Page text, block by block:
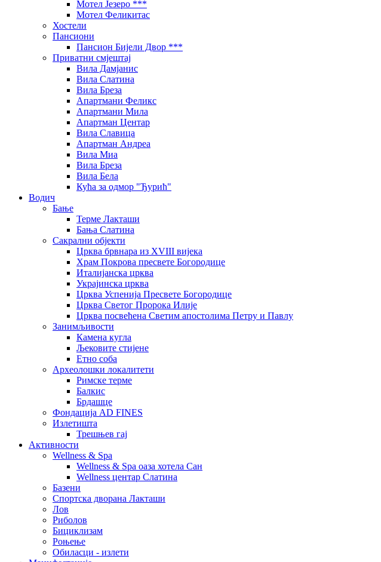
Мотел Језеро ***
Мотел Феликитас
Хостели
Пансиони
Пансион Бијели Двор ***
Приватни смјештај
Вила Дамјанис
Вила Слатина
Вила Бреза
Апартмани Феликс
Апартмани Мила
Апартман Центар
Вила Славица
Апартман Андреа
Вила Миа
Вила Бреза
Вила Бела
Кућа за одмор "Ђурић"
Водич
Бање
Терме Лакташи
Бања Слатина
Сакрални објекти
Црква брвнара из XVIII вијека
Храм Покрова пресвете Богородице
Италијанска црква
Украјинска црква
Црква Успенија Пресвете Богородице
Црква Светог Пророка Илије
Црква посвећена Светим апостолима Петру и Павлу
Занимљивости
Камена кугла
Љековите стијене
Етно соба
Археолошки локалитети
Римске терме
Балкис
Брдашце
Фондација AD FINES
Излетишта
Трешњев гај
Активности
Wellness & Spa
Wellness & Spa оаза хотела Сан
Wellness центар Слатина
Базени
Спортска дворана Лакташи
Лов
Риболов
Бициклизам
Роњење
Обиласци - излети